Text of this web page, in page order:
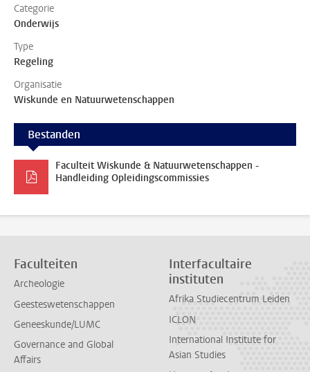
Categorie
Onderwijs
Type
Regeling
Organisatie
Wiskunde en Natuurwetenschappen
Bestanden
Faculteit Wiskunde & Natuurwetenschappen -
Handleiding Opleidingscommissies
Faculteiten
Archeologie
Geesteswetenschappen
Geneeskunde/LUMC
Governance and Global
Affairs
Interfacultaire
instituten
Afrika Studiecentrum Leiden
ICLON
International Institute for
Asian Studies